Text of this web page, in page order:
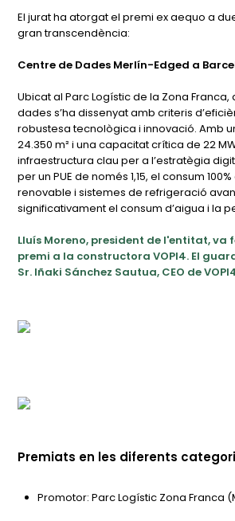
El jurat ha atorgat el premi ex aequo a
gran transcendència:
Centre de Dades Merlín-Edged a
Ubicat al Parc Logístic de la Zona
dades s’ha dissenyat amb criteris
robustesa tecnològica i innovació. Amb
24.350 m² i una capacitat crítica de 22
infraestructura clau per a l’estratègia
per un PUE de només 1,15, el consum
renovable i sistemes de refrigeració
significativament el consum d’aigua i la
Lluís Moreno, president de l'entitat, va
premi a la constructora VOPI4. El
Sr. Iñaki Sánchez Sautua, CEO de
Premiats en les diferents
Promotor: Parc Logístic Zona Franca